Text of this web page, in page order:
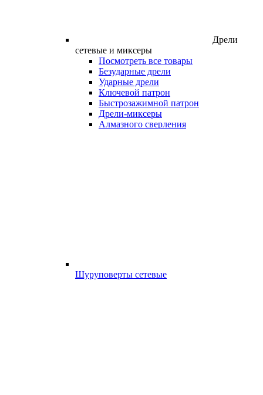
Дрели
сетевые и миксеры
Посмотреть все товары
Безударные дрели
Ударные дрели
Ключевой патрон
Быстрозажимной патрон
Дрели-миксеры
Алмазного сверления
Шуруповерты сетевые